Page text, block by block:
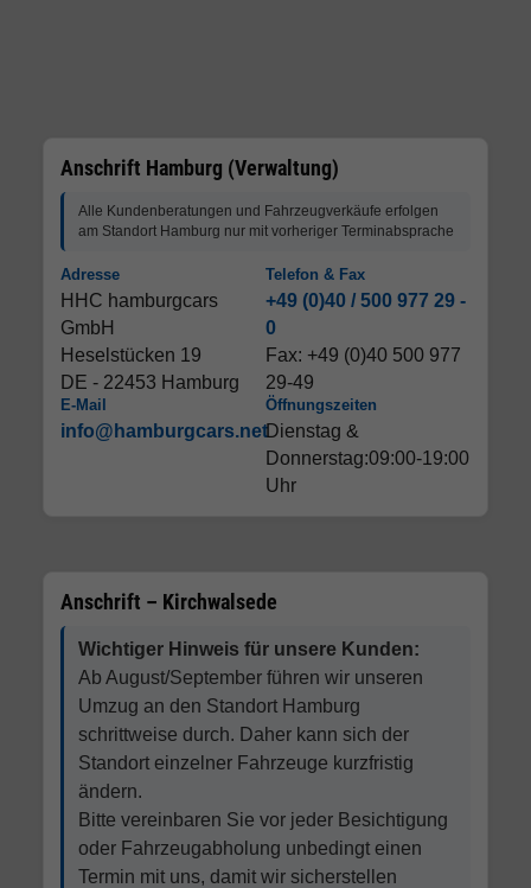
Anschrift Hamburg (Verwaltung)
Alle Kundenberatungen und Fahrzeugverkäufe erfolgen
am Standort Hamburg nur mit vorheriger Terminabsprache
Adresse
HHC hamburgcars
GmbH
Heselstücken 19
DE - 22453 Hamburg
Telefon & Fax
+49 (0)40 / 500 977 29 -
0
Fax: +49 (0)40 500 977
29-49
E-Mail
info@hamburgcars.net
Öffnungszeiten
Dienstag &
Donnerstag:09:00-19:00
Uhr
Anschrift – Kirchwalsede
Wichtiger Hinweis für unsere Kunden:
Ab August/September führen wir unseren
Umzug an den Standort Hamburg
schrittweise durch. Daher kann sich der
Standort einzelner Fahrzeuge kurzfristig
ändern.
Bitte vereinbaren Sie vor jeder Besichtigung
oder Fahrzeugabholung unbedingt einen
Termin mit uns, damit wir sicherstellen